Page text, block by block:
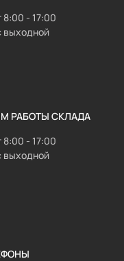
- 17:00
выходной
РАБОТЫ СКЛАДА
- 17:00
выходной